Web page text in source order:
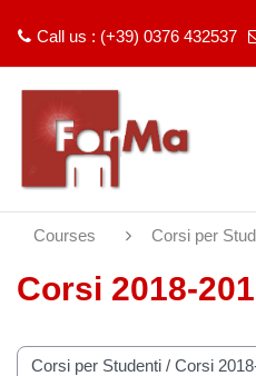
Call us : (+39) 0376 432537
Courses Corsi per
Corsi 2018-
categories